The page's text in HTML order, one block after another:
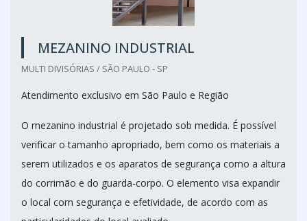
MEZANINO INDUSTRIAL
MULTI DIVISÓRIAS / SÃO PAULO - SP
Atendimento exclusivo em São Paulo e Região
O mezanino industrial é projetado sob medida. É possível
verificar o tamanho apropriado, bem como os materiais a
serem utilizados e os aparatos de segurança como a altura
do corrimão e do guarda-corpo. O elemento visa expandir
o local com segurança e efetividade, de acordo com as